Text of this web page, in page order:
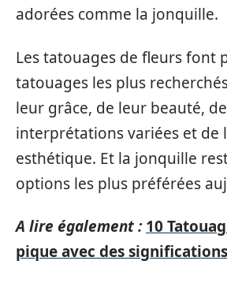
adorées comme la jonquille.
Les tatouages de fleurs font
tatouages les plus
leur grâce, de leur beauté,
interprétations variées et de
esthétique. Et la jonquille
options les plus préférées
A lire également : 10
pique avec des significations